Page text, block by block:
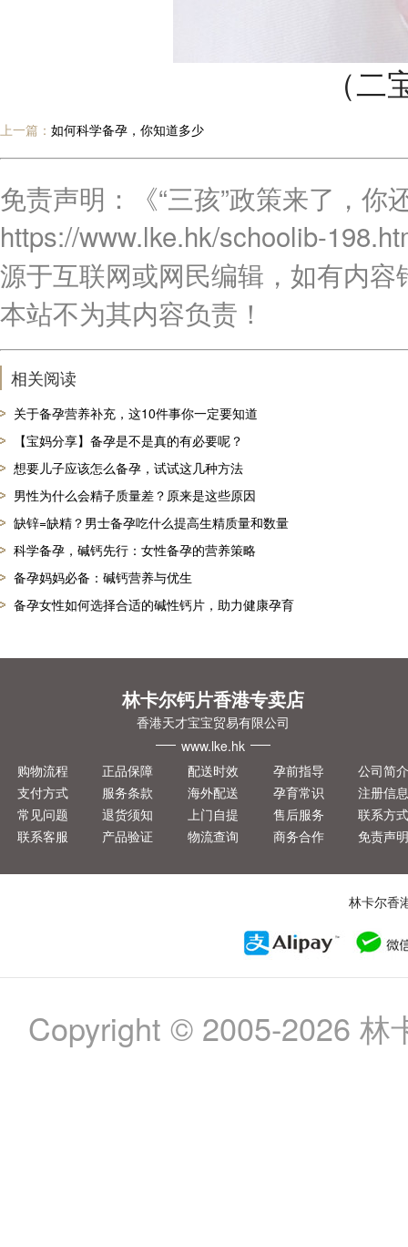
（
上一篇： 如何科学备孕，你知道多少
免责声明：《“三孩”政策来了，你
https://www.lke.hk/schoolib-
源于互联网或网民编辑，如有内
本站不为其内容负责！
相关阅读
关于备孕营养补充，这10件事你一定要知道
【宝妈分享】备孕是不是真的有必要呢？
想要儿子应该怎么备孕，试试这几种方法
男性为什么会精子质量差？原来是这些原因
缺锌=缺精？男士备孕吃什么提高生精质量和数量
科学备孕，碱钙先行：女性备孕的营养策略
备孕妈妈必备：碱钙营养与优生
备孕女性如何选择合适的碱性钙片，助力健康孕育
林卡尔钙片香港专卖店
香港天才宝宝贸易有限公司
www.lke.hk
购物流程
支付方式
常见问题
联系客服
正品保障
服务条款
退货须知
产品验证
配送时效
海外配送
上门自提
物流查询
孕前指导
孕育常识
售后服务
商务合作
公司简
注册信
联系方
免责声
林卡尔香
Copyright © 2005-2026 林